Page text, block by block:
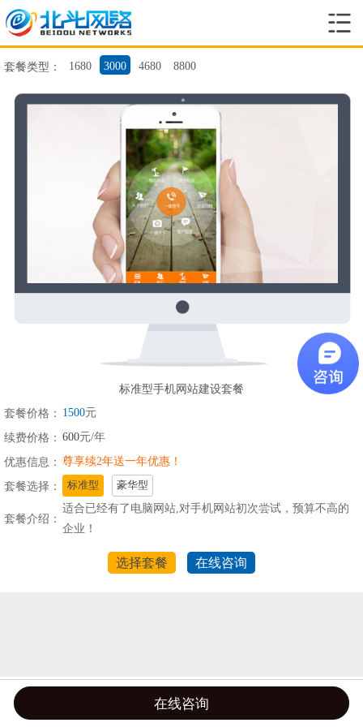
套餐类型： 1680 3000 4680 8800
标准型手机网站建设套餐
套餐价格： 1500元
续费价格： 600元/年
优惠信息： 尊享续2年送一年优惠！
套餐选择：
标准型 豪华型
套餐介绍：
适合已经有了电脑网站,对手机网站初次尝试，预算不高的
企业！
选择套餐 在线咨询
在线咨询